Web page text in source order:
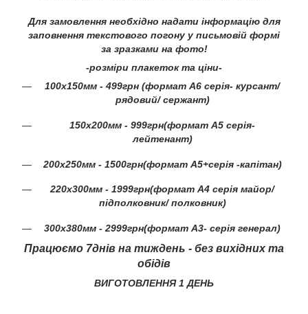
Для замовлення необхідно надати інформацію для
заповнення текстового погону у письмовій формі
за зразками на фото!
-розміри плакеток та ціни-
100х150мм - 499грн (формат А6 серія- курсант/
рядовий/ сержант)
150х200мм - 999грн(формат А5 серія-
лейтенант)
200х250мм - 1500грн(формат А5+серія -капітан)
220х300мм - 1999грн(формат А4 серія майор/
підполковник/ полковник)
300х380мм - 2999грн(формат А3- серія генерал)
Працюємо 7днів на тиждень - без вихідних та
обідів
ВИГОТОВЛЕННЯ 1 ДЕНЬ